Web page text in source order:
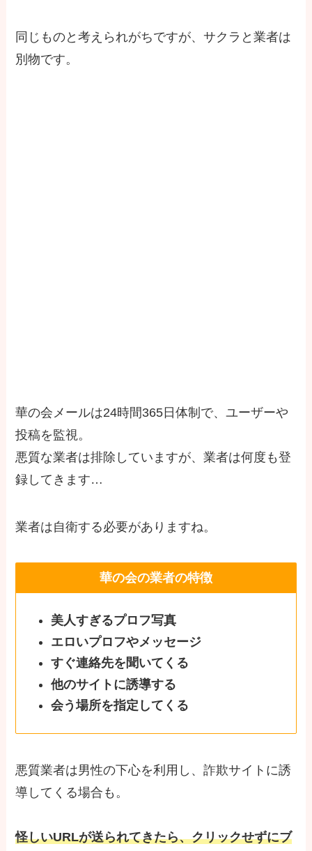
同じものと考えられがちですが、サクラと業者は
別物です。
華の会メールは24時間365日体制で、ユーザーや
投稿を監視。
悪質な業者は排除していますが、業者は何度も登
録してきます…
業者は自衛する必要がありますね。
華の会の業者の特徴
美人すぎるプロフ写真
エロいプロフやメッセージ
すぐ連絡先を聞いてくる
他のサイトに誘導する
会う場所を指定してくる
悪質業者は男性の下心を利用し、詐欺サイトに誘
導してくる場合も。
怪しいURLが送られてきたら、クリックせずにブ